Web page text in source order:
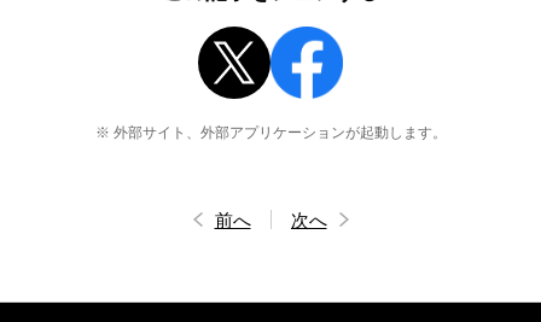
※ 外部サイト、外部アプリケーションが起動します。
前へ 次へ